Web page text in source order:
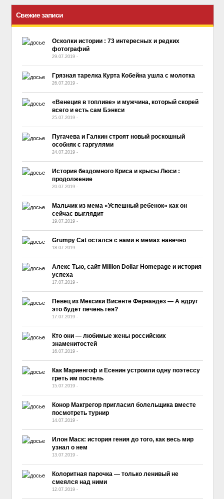
Свежие записи
Осколки истории : 73 интересных и редких
фотографий
29.07.2019 -
Грязная тарелка Курта Кобейна ушла с молотка
26.07.2019 -
«Венеция в топливе» и мужчина, который скорей
всего и есть сам Бэнкси
25.07.2019 -
Пугачева и Галкин строят новый роскошный
особняк с гаргулями
24.07.2019 -
История бездомного Криса и крысы Люси :
продолжение
20.07.2019 -
Мальчик из мема «Успешный ребенок» как он
сейчас выглядит
19.07.2019 -
Grumpy Cat остался с нами в мемах навечно
18.07.2019 -
Алекс Тью, сайт Million Dollar Homepage и история
успеха
17.07.2019 -
Певец из Мексики Висенте Фернандез — А вдруг
это будет печень гея?
17.07.2019 -
Кто они — любимые жены российских
знаменитостей
16.07.2019 -
Как Мариенгоф и Есенин устроили одну поэтессу
греть им постель
15.07.2019 -
Конор Макгрегор пригласил болельщика вместе
посмотреть турнир
14.07.2019 -
Илон Маск: история гения до того, как весь мир
узнал о нем
13.07.2019 -
Колоритная парочка — только ленивый не
смеялся над ними
12.07.2019 -